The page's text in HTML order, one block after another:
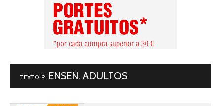
TEXTO > ENSEÑ. ADULTOS